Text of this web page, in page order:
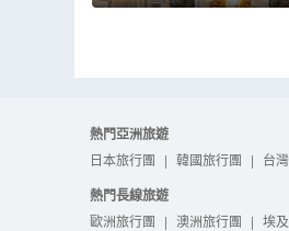
熱門亞洲旅遊
日本旅行團 | 韓國旅行團 | 台
熱門長線旅遊
歐洲旅行團 | 澳洲旅行團 | 埃